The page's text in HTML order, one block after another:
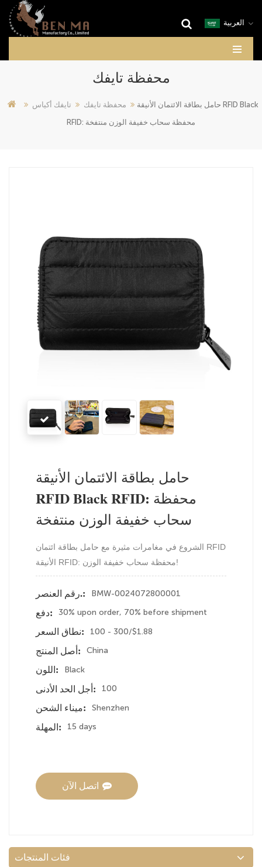
العربية
محفظة تايفك
تايفك أكياس محفظة تايفك
حامل بطاقة الائتمان الأنيقة RFID Black
RFID: محفظة سحاب خفيفة الوزن منتفخة
حامل بطاقة الائتمان الأنيقة
RFID Black RFID: محفظة
سحاب خفيفة الوزن منتفخة
الشروع في مغامرات مثيرة مع حامل بطاقة ائتمان RFID
الأنيقة RFID: محفظة سحاب خفيفة الوزن!
رقم العنصر.:
BMW-0024072800001
دفع:
30% upon order, 70% before shipment
نطاق السعر:
100 - 300/$1.88
أصل المنتج:
China
اللون:
Black
أجل الحد الأدنى:
100
ميناء الشحن:
Shenzhen
المهلة:
15 days
اتصل الآن
فئات المنتجات